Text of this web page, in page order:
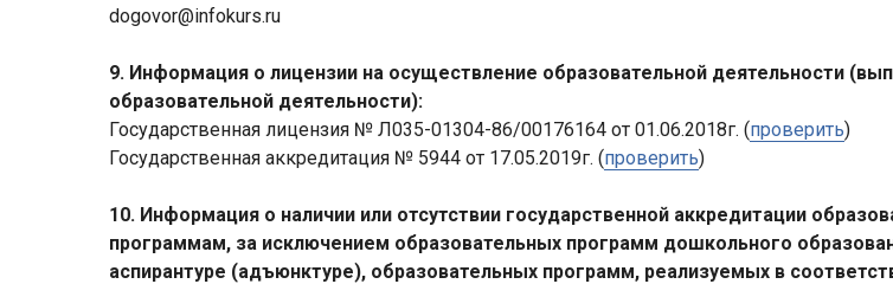
dogovor@infokurs.ru
9. Информация о лицензии на осуществление образовательной деятельности
образовательной деятельности):
Государственная лицензия № Л035-01304-86/00176164 от 01.06.2018г. (проверить)
Государственная аккредитация № 5944 от 17.05.2019г. (проверить)
10. Информация о наличии или отсутствии государственной аккредитации
программам, за исключением образовательных программ дошкольного
аспирантуре (адъюнктуре), образовательных программ, реализуемых в